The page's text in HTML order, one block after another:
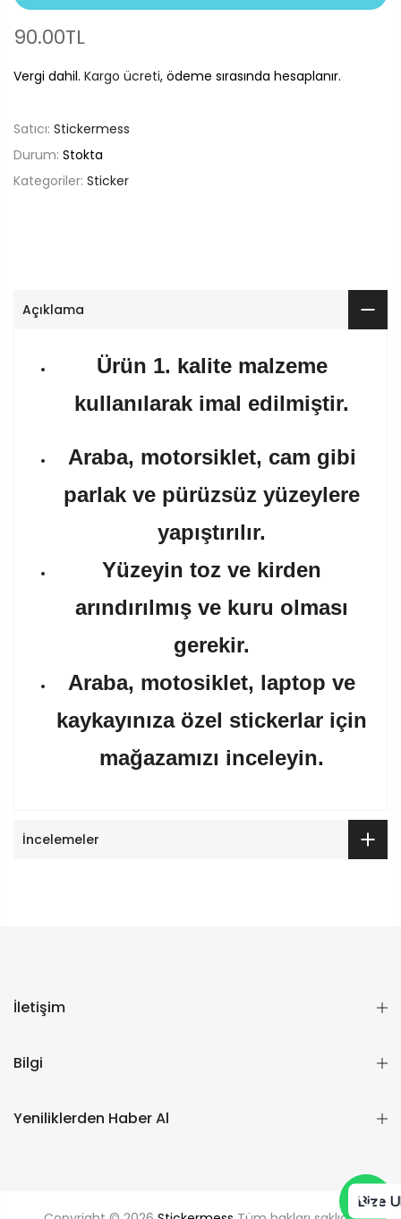
90.00TL
Vergi dahil. Kargo ücreti, ödeme sırasında hesaplanır.
Satıcı: Stickermess
Durum: Stokta
Kategoriler: Sticker
Açıklama
Ürün 1. kalite malzeme
kullanılarak imal edilmiştir.
Araba, motorsiklet, cam gibi
parlak ve pürüzsüz yüzeylere
yapıştırılır.
Yüzeyin toz ve kirden
arındırılmış ve kuru olması
gerekir.
Araba, motosiklet, laptop ve
kaykayınıza özel stickerlar için
mağazamızı inceleyin.
İncelemeler
İletişim
Bilgi
Yeniliklerden Haber Al
Bize